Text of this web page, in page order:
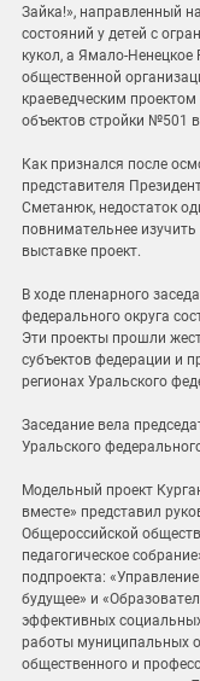
Зайка!», направленный
состояний у детей с
кукол, а Ямало-Ненецкое
общественной
краеведческим
объектов стройки №501
Как признался после
представителя
Сметанюк, недостаток
повнимательнее
выставке проект.
В ходе пленарного
федерального округа
Эти проекты прошли
субъектов федерации и
регионах Уральского
Заседание вела
Уральского
Модельный проект
вместе» представил
Общероссийской
педагогическое
подпроекта:
будущее» и
эффективных
работы муниципальных
общественного и